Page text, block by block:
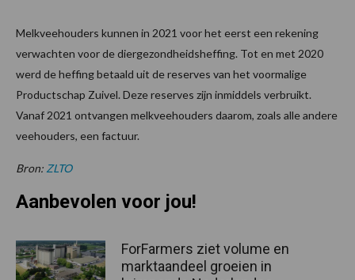
Melkveehouders kunnen in 2021 voor het eerst een rekening
verwachten voor de diergezondheidsheffing. Tot en met 2020
werd de heffing betaald uit de reserves van het voormalige
Productschap Zuivel. Deze reserves zijn inmiddels verbruikt.
Vanaf 2021 ontvangen melkveehouders daarom, zoals alle andere
veehouders, een factuur.
Bron: ZLTO
Aanbevolen voor jou!
ForFarmers ziet volume en
marktaandeel groeien in